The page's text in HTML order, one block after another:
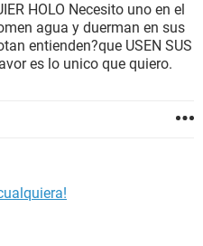
HOLO Necesito uno en el
agua y duerman en sus
entienden?que USEN SUS
es lo unico que quiero.